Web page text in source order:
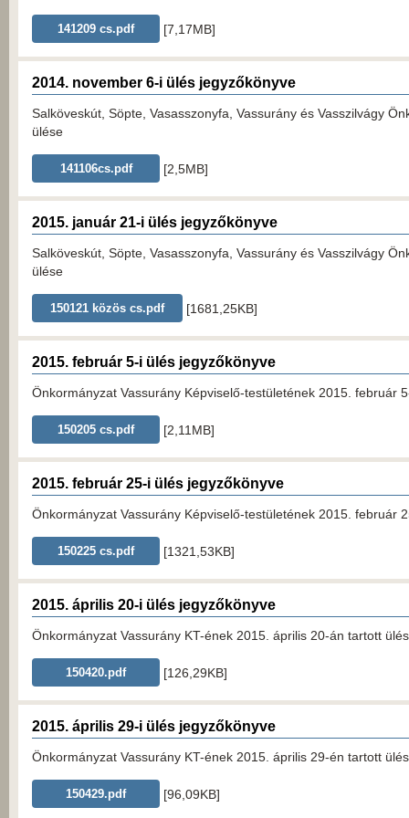
141209 cs.pdf [7,17MB]
2014. november 6-i ülés jegyzőkönyve
Salköveskút, Söpte, Vasasszonyfa, Vassurány és Vasszilvágy
ülése
141106cs.pdf [2,5MB]
2015. január 21-i ülés jegyzőkönyve
Salköveskút, Söpte, Vasasszonyfa, Vassurány és Vasszilvágy
ülése
150121 közös cs.pdf [1681,25KB]
2015. február 5-i ülés jegyzőkönyve
Önkormányzat Vassurány Képviselő-testületének 2015. február
150205 cs.pdf [2,11MB]
2015. február 25-i ülés jegyzőkönyve
Önkormányzat Vassurány Képviselő-testületének 2015. február
150225 cs.pdf [1321,53KB]
2015. április 20-i ülés jegyzőkönyve
Önkormányzat Vassurány KT-ének 2015. április 20-án tartott
150420.pdf [126,29KB]
2015. április 29-i ülés jegyzőkönyve
Önkormányzat Vassurány KT-ének 2015. április 29-én tartott
150429.pdf [96,09KB]